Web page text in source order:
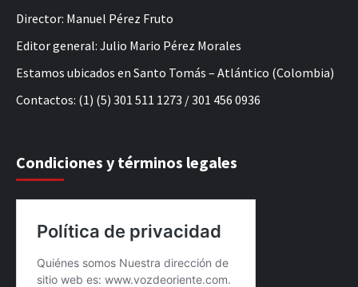
Director: Manuel Pérez Fruto
Editor general: Julio Mario Pérez Morales
Estamos ubicados en Santo Tomás – Atlántico (Colombia)
Contactos: (1) (5) 301 511 1273 / 301 456 0936
Condiciones y términos legales